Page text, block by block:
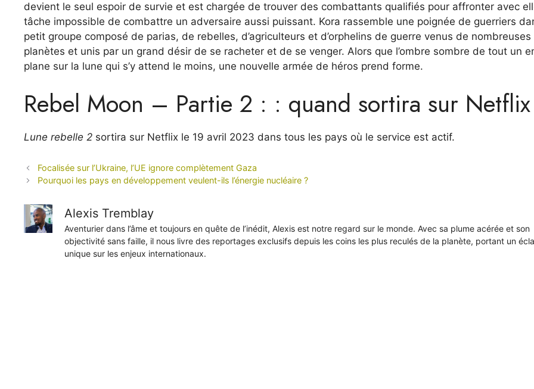
devient le seul espoir de survie et est chargée de trouver des combattants qualifiés pour affronter avec
tâche impossible de combattre un adversaire aussi puissant. Kora rassemble une poignée de guerriers
petit groupe composé de parias, de rebelles, d’agriculteurs et d’orphelins de guerre venus de nombreuses
planètes et unis par un grand désir de se racheter et de se venger. Alors que l’ombre sombre de tout un
plane sur la lune qui s’y attend le moins, une nouvelle armée de héros prend forme.
Rebel Moon – Partie 2 : : quand sortira sur Netflix
Lune rebelle 2 sortira sur Netflix le 19 avril 2023 dans tous les pays où le service est actif.
Focalisée sur l’Ukraine, l’UE ignore complètement Gaza
Pourquoi les pays en développement veulent-ils l’énergie nucléaire ?
Alexis Tremblay
Aventurier dans l’âme et toujours en quête de l’inédit, Alexis est notre regard sur le monde. Avec sa plume acérée et son
objectivité sans faille, il nous livre des reportages exclusifs depuis les coins les plus reculés de la planète, portant un
unique sur les enjeux internationaux.